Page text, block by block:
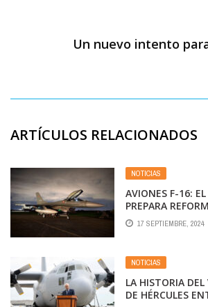
Un nuevo intento
ARTÍCULOS RELACIONADOS
NOTICIAS
AVIONES F-16:
PREPARA
MILLONES EN LA
17 SEPTIEMBRE, 2024
NOTICIAS
LA HISTORIA
DE HÉRCULES